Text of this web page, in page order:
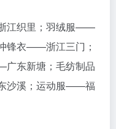
江织里；羽绒服——
锋衣——浙江三门；
东新塘；毛纺制品
沙溪；运动服——福